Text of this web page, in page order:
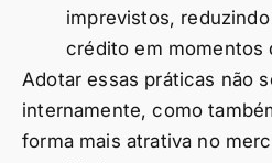
imprevistos,
crédito em momentos
Adotar essas práticas não
internamente, como
forma mais atrativa no